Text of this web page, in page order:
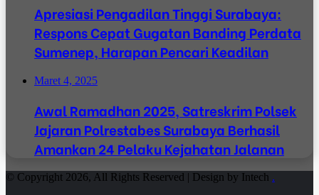
Apresiasi Pengadilan Tinggi Surabaya:
Respons Cepat Gugatan Banding Perdata
Sumenep, Harapan Pencari Keadilan
Maret 4, 2025
Awal Ramadhan 2025, Satreskrim Polsek
Jajaran Polrestabes Surabaya Berhasil
Amankan 24 Pelaku Kejahatan Jalanan
© Copyright 2026, All Rights Reserved | Design by Intech .